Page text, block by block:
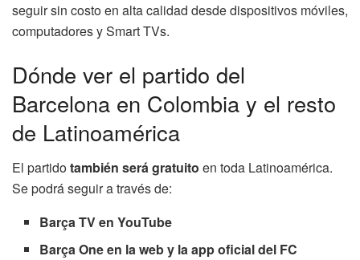
seguir sin costo en alta calidad desde dispositivos móviles,
computadores y Smart TVs.
Dónde ver el partido del
Barcelona en Colombia y el resto
de Latinoamérica
El partidotambién será gratuito en toda Latinoamérica.
Se podrá seguir a través de:
Barça TV en YouTube
Barça One en la web y la app oficial del FC